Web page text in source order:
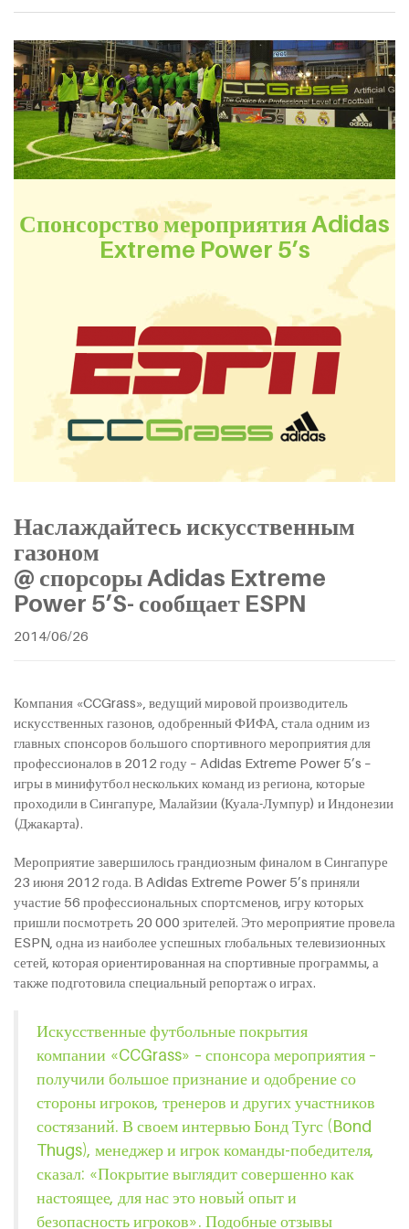
Спонсорство мероприятия Adidas
Extreme Power 5’s
Наслаждайтесь искусственным
газоном
@ спорсоры Adidas Extreme
Power 5’S- сообщает ESPN
2014/06/26
Компания «CCGrass», ведущий мировой производитель
искусственных газонов, одобренный ФИФА, стала одним из
главных спонсоров большого спортивного мероприятия для
профессионалов в 2012 году – Adidas Extreme Power 5’s –
игры в минифутбол нескольких команд из региона, которые
проходили в Сингапуре, Малайзии (Куала-Лумпур) и Индонезии
(Джакарта).
Мероприятие завершилось грандиозным финалом в Сингапуре
23 июня 2012 года. В Adidas Extreme Power 5’s приняли
участие 56 профессиональных спортсменов, игру которых
пришли посмотреть 20 000 зрителей. Это мероприятие провела
ESPN, одна из наиболее успешных глобальных телевизионных
сетей, которая ориентированная на спортивные программы, а
также подготовила специальный репортаж о играх.
Искусственные футбольные покрытия
компании «CCGrass» – спонсора мероприятия –
получили большое признание и одобрение со
стороны игроков, тренеров и других участников
состязаний. В своем интервью Бонд Тугс (Bond
Thugs), менеджер и игрок команды-победителя,
сказал: «Покрытие выглядит совершенно как
настоящее, для нас это новый опыт и
безопасность игроков». Подобные отзывы